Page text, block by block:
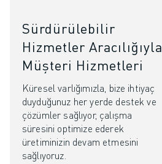
Sürdürülebilir
Hizmetler Aracılığıyla
Müşteri Hizmetleri
Küresel varlığımızla, bize ihtiyaç
duyduğunuz her yerde destek ve
çözümler sağlıyor, çalışma
süresini optimize ederek
üretiminizin devam etmesini
sağlıyoruz.